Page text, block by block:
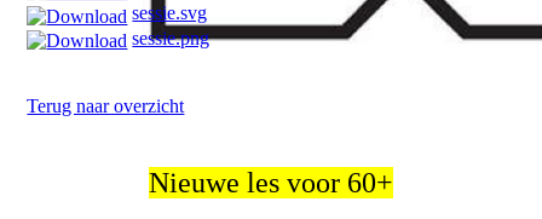
sessie.svg
sessie.png
Terug naar overzicht
Nieuwe les voor 60+